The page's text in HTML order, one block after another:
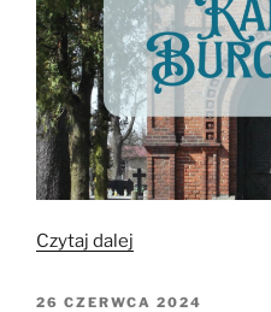
Czytaj dalej
Burgharda”
OPUBLIKOWANE
26 CZERWCA 2024